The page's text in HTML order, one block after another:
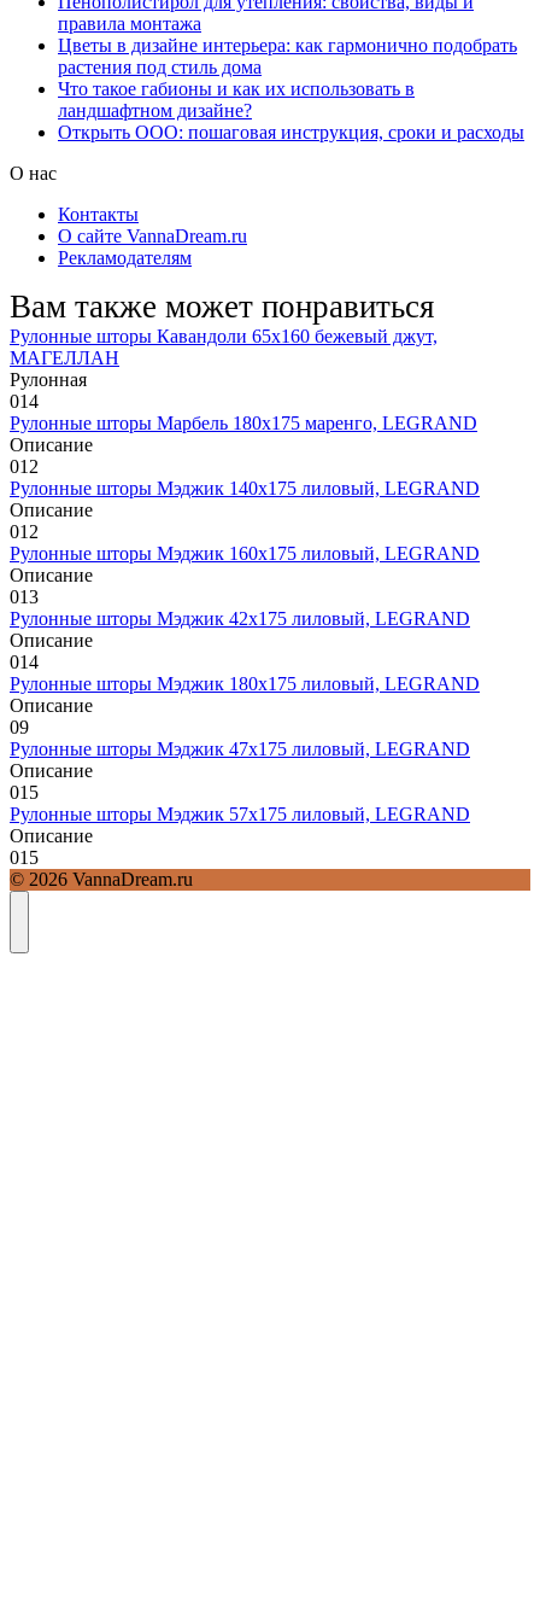
правила монтажа
Цветы в дизайне интерьера: как гармонично подобрать
растения под стиль дома
Что такое габионы и как их использовать в
ландшафтном дизайне?
Открыть ООО: пошаговая инструкция, сроки и расходы
О нас
Контакты
О сайте VannaDream.ru
Рекламодателям
Вам также может понравиться
Рулонные шторы Кавандоли 65х160 бежевый джут,
МАГЕЛЛАН
Рулонная
014
Рулонные шторы Марбель 180х175 маренго, LEGRAND
Описание
012
Рулонные шторы Мэджик 140х175 лиловый, LEGRAND
Описание
012
Рулонные шторы Мэджик 160х175 лиловый, LEGRAND
Описание
013
Рулонные шторы Мэджик 42х175 лиловый, LEGRAND
Описание
014
Рулонные шторы Мэджик 180х175 лиловый, LEGRAND
Описание
09
Рулонные шторы Мэджик 47х175 лиловый, LEGRAND
Описание
015
Рулонные шторы Мэджик 57х175 лиловый, LEGRAND
Описание
015
© 2026 VannaDream.ru